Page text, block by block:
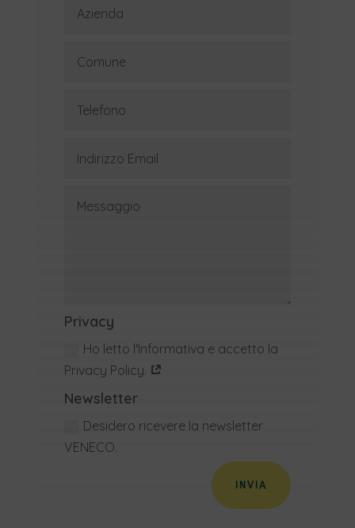
Privacy
Ho letto l'Informativa e accetto la
Privacy Policy.
Newsletter
Desidero ricevere la newsletter
VENECO.
INVIA